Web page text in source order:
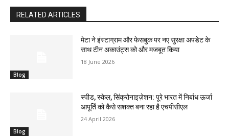
RELATED ARTICLES
Blog
मेटा ने इंस्टाग्राम और फेसबुक पर नए सुरक्षा अपडेट के
साथ टीन अकाउंट्स को और मजबूत किया
18 June 2026
Blog
स्पीड, स्केल, सिंक्रोनाइज़ेशन: पूरे भारत में निर्बाध ऊर्जा
आपूर्ति को कैसे सशक्त बना रहा है एचपीसीएल
24 April 2026